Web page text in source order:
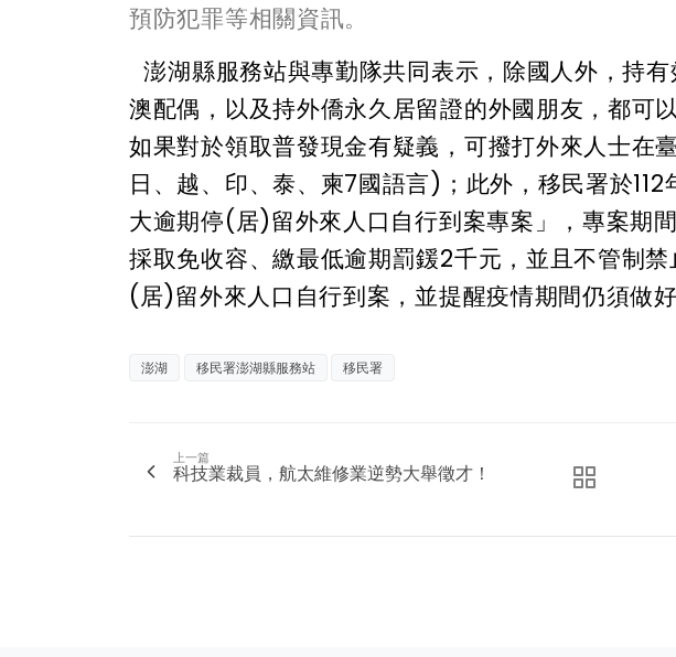
預防犯罪等相關資訊。
澎湖縣服務站與專勤隊共同表示，除國人外，持
澳配偶，以及持外僑永久居留證的外國朋友，都可
如果對於領取普發現金有疑義，可撥打外來人士在
日、越、印、泰、柬7國語言)；此外，移民署於
大逾期停(居)留外來人口自行到案專案」，專案期
採取免收容、繳最低逾期罰鍰2千元，並且不管制
(居)留外來人口自行到案，並提醒疫情期間仍須做
澎湖 移民署澎湖縣服務站 移民署
上一篇
科技業裁員，航太維修業逆勢大舉徵才！